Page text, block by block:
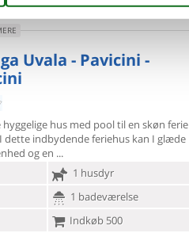
Uvala - Pavicini -
hus med pool til en skøn ferie
dette indbydende feriehus kan I glæde
og en
1 husdyr
1 badeværelse
Indkøb 500